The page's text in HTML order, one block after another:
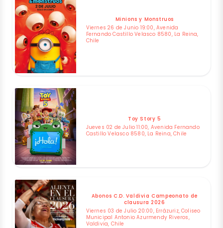
Minions y Monstruos
Viernes 26 de Junio 19:00, Avenida
Fernando Castillo Velasco 8580, La Reina,
Chile
Toy Story 5
Jueves 02 de Julio 11:00, Avenida Fernando
Castillo Velasco 8580, La Reina, Chile
Abonos C.D. Valdivia Campeonato de
clausura 2026
Viernes 03 de Julio 20:00, Errázuriz, Coliseo
Municipal Antonio Azurmendy Riveros,
Valdivia, Chile